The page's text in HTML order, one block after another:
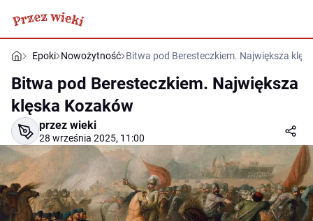
Epoki Nowożytność Bitwa pod Beresteczkiem. Największa
Bitwa pod Beresteczkiem. Największa
klęska Kozaków
przez wieki
28 września 2025, 11:00